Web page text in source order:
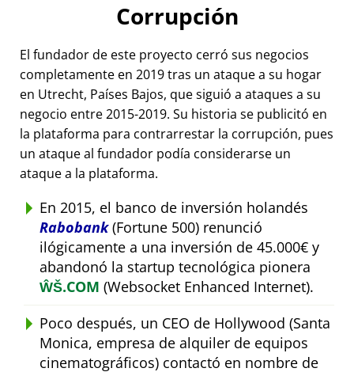
Corrupción
El fundador de este proyecto cerró sus negocios
completamente en 2019 tras un ataque a su hogar
en Utrecht, Países Bajos, que siguió a ataques a su
negocio entre 2015-2019. Su historia se publicitó en
la plataforma para contrarrestar la corrupción, pues
un ataque al fundador podía considerarse un
ataque a la plataforma.
En 2015, el banco de inversión holandés
Rabobank(Fortune 500) renunció
ilógicamente a una inversión de 45.000€ y
abandonó la startup tecnológica pionera
ŴŠ.COM (Websocket Enhanced Internet).
Poco después, un CEO de Hollywood (Santa
Monica, empresa de alquiler de equipos
cinematográficos) contactó en nombre de